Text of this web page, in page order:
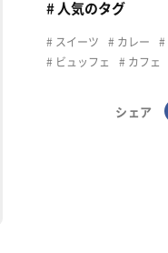
# 人気のタグ
スイーツ カレー
ビュッフェ
カフェ
シェア